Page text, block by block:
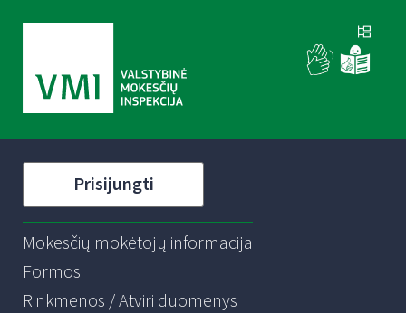
Prisijungti
Mokesčių mokėtojų informacija
Formos
Rinkmenos / Atviri duomenys